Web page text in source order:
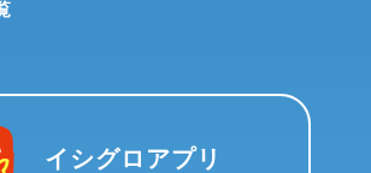
イシグロアプリ